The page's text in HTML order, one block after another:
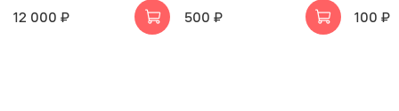
12 000 ₽
500 ₽
100 ₽